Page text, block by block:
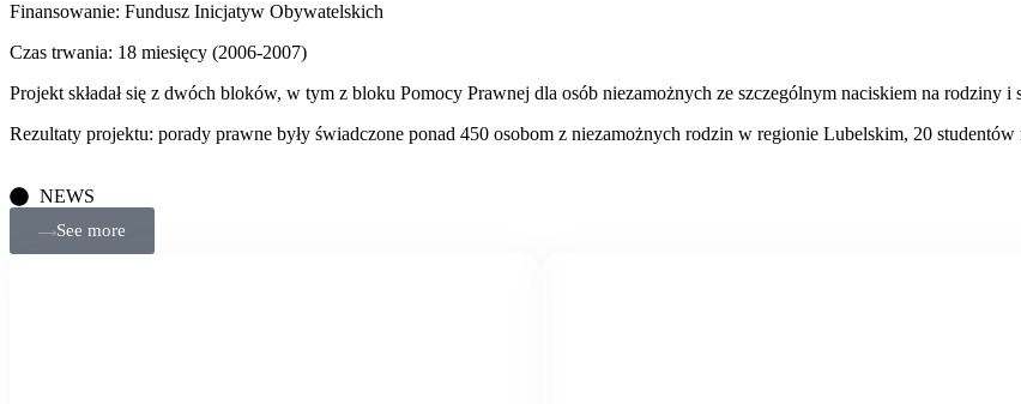
Finansowanie: Fundusz Inicjatyw Obywatelskich
Czas trwania: 18 miesięcy (2006-2007)
Projekt składał się z dwóch bloków, w tym z bloku Pomocy Prawnej dla osób niezamożnych ze szczególnym naciskiem na rodziny i
Rezultaty projektu: porady prawne były świadczone ponad 450 osobom z niezamożnych rodzin w regionie Lubelskim, 20
NEWS
See more